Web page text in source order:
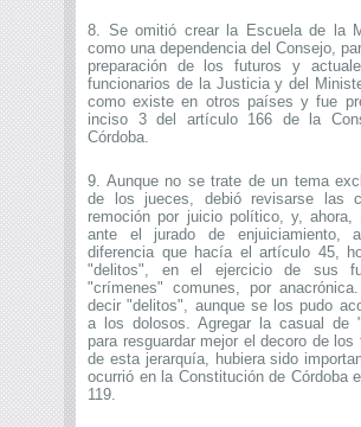
8. Se omitió crear la Escuela de la
como una dependencia del Consejo,
preparación de los futuros y
funcionarios de la Justicia y del
como existe en otros países y fue
inciso 3 del artículo 166 de la
Córdoba.
9. Aunque no se trate de un tema
de los jueces, debió revisarse las
remoción por juicio político, y, ahora,
ante el jurado de enjuiciamiento,
diferencia que hacía el artículo 45,
"delitos", en el ejercicio de sus
"crímenes" comunes, por
decir "delitos", aunque se los pudo
a los dolosos. Agregar la casual de
para resguardar mejor el decoro de los
de esta jerarquía, hubiera sido
ocurrió en la Constitución de Córdoba
119.